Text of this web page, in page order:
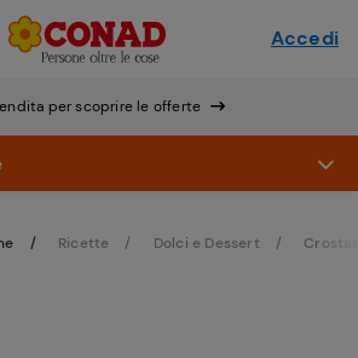
per scoprire le offerte
Accedi
Ricette Dolci e Dessert